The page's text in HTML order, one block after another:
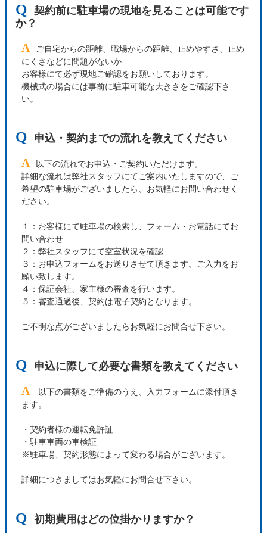
Q
契約前に駐車場の現地を見ることは可能です
か？
A
ご自宅からの距離、職場からの距離、止めやすさ、止め
にくさなどに問題がないか
お客様にて必ず現地ご確認をお願いしております。
機械式の場合には事前に駐車可能な大きさをご確認下さ
い。
Q 申込・契約までの流れを教えてください
A
以下の流れでお申込・ご契約いただけます。
詳細な流れは弊社スタッフにてご案内いたしますので、ご
希望の駐車場がございましたら、お気軽にお問い合わせく
ださい。
１：お客様にて駐車場の検索し、フォーム・お電話にてお
問い合わせ
２：弊社スタッフにて空室状況を確認
３：お申込フォームをお送りさせて頂きます。ご入力をお
願い致します。
４：保証会社、家主様の審査を行います。
５：審査通過後、契約は電子契約となります。
ご不明な点がございましたらお気軽にお問合せ下さい。
Q 申込に際して必要な書類を教えてください
A
以下の書類をご準備のうえ、入力フォームに添付頂き
ます。
・契約者様の運転免許証
・駐車車両の車検証
※駐車場、契約形態によって変わる場合がございます。
詳細につきましてはお気軽にお問合せ下さい。
Q 初期費用はどの位掛かりますか？